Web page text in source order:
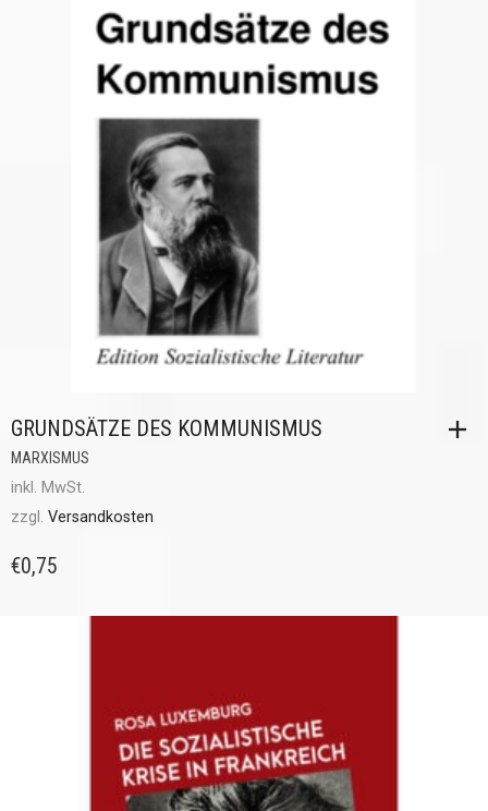
GRUNDSÄTZE DES KOMMUNISMUS
MARXISMUS
inkl. MwSt.
zzgl. Versandkosten
€0,75